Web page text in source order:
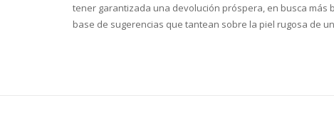
tener garantizada una devolución próspera, en busca más
base de sugerencias que tantean sobre la piel rugosa de